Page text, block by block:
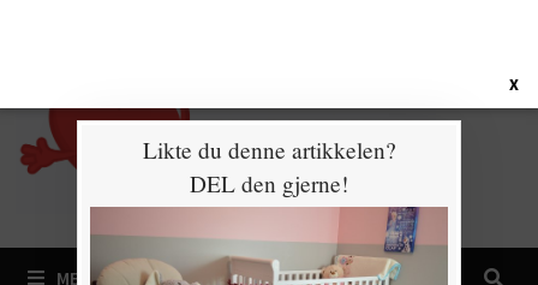
MENY
X
Likte du denne artikkelen?
DEL den gjerne!